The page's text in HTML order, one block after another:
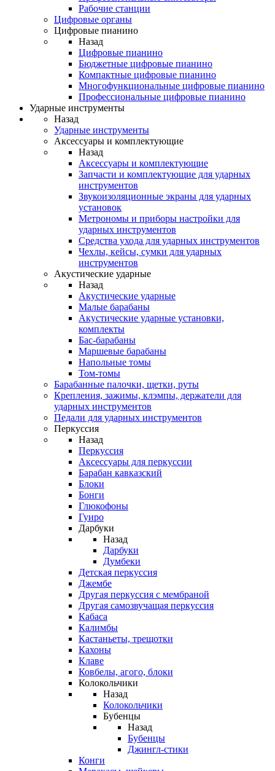
Рабочие станции
Цифровые органы
Цифровые пианино
Назад
Цифровые пианино
Бюджетные цифровые пианино
Компактные цифровые пианино
Многофункциональные цифровые пианино
Профессиональные цифровые пианино
Ударные инструменты
Назад
Ударные инструменты
Аксессуары и комплектующие
Назад
Аксессуары и комплектующие
Запчасти и комплектующие для ударных
инструментов
Звукоизоляционные экраны для ударных
установок
Метрономы и приборы настройки для
ударных инструментов
Средства ухода для ударных инструментов
Чехлы, кейсы, сумки для ударных
инструментов
Акустические ударные
Назад
Акустические ударные
Mалые барабаны
Акустические ударные установки,
комплекты
Бас-барабаны
Маршевые барабаны
Напольные томы
Том-томы
Барабанные палочки, щетки, руты
Крепления, зажимы, клэмпы, держатели для
ударных инструментов
Педали для ударных инструментов
Перкуссия
Назад
Перкуссия
Аксессуары для перкуссии
Барабан кавказский
Блоки
Бонги
Глюкофоны
Гуиро
Дарбуки
Назад
Дарбуки
Думбеки
Детская перкуссия
Джембе
Другая перкуссия с мембраной
Другая самозвучащая перкуссия
Кабаса
Калимбы
Кастаньеты, трещотки
Кахоны
Клаве
Ковбелы, агого, блоки
Колокольчики
Назад
Колокольчики
Бубенцы
Назад
Бубенцы
Джингл-стики
Конги